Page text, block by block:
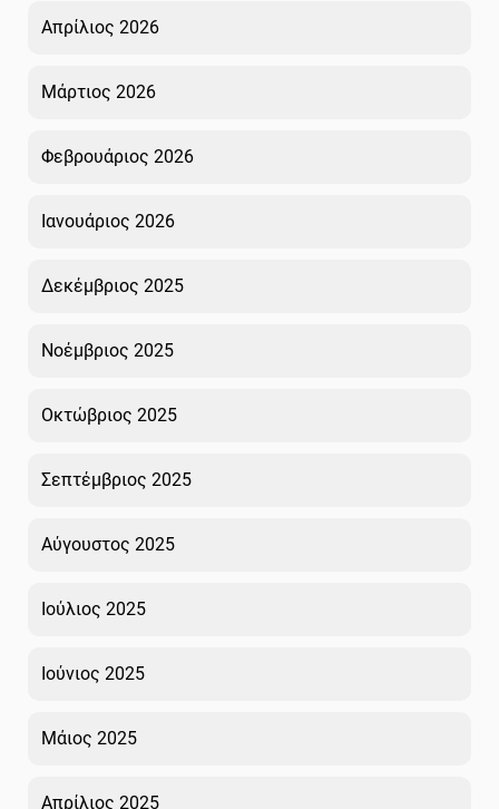
Απρίλιος 2026
Μάρτιος 2026
Φεβρουάριος 2026
Ιανουάριος 2026
Δεκέμβριος 2025
Νοέμβριος 2025
Οκτώβριος 2025
Σεπτέμβριος 2025
Αύγουστος 2025
Ιούλιος 2025
Ιούνιος 2025
Μάιος 2025
Απρίλιος 2025